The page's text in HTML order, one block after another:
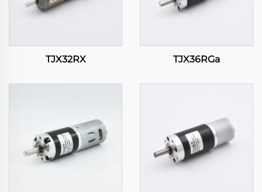
TJX32RX TJX36RGa